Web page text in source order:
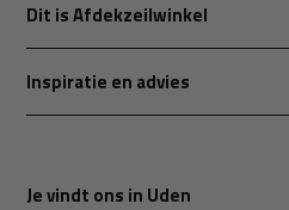
Dit is Afdekzeilwinkel
Inspiratie en advies
Je vindt ons in Uden